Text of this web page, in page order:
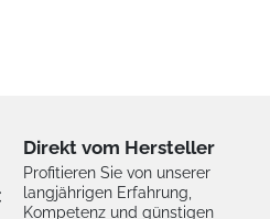
Direkt vom Hersteller
Profitieren Sie von unserer
langjährigen Erfahrung,
Kompetenz und günstigen